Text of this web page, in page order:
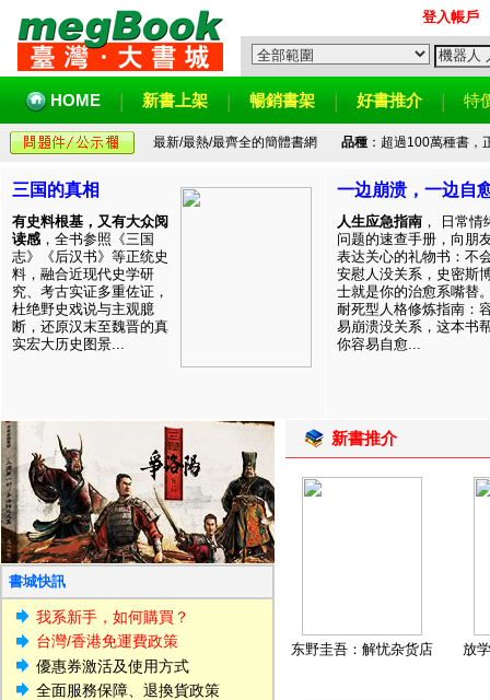
登入帳戶
HOME 新書上架 暢銷書架 好書推介 特
最新/最熱/最齊全的簡體書網 品種：超過100萬種書，
三国的真相
有史料根基，又有大众阅
读感 ，全书参照《三国
志》《后汉书》等正统史
料，融合近现代史学研
究、考古实证多重佐证，
杜绝野史戏说与主观臆
断，还原汉末至魏晋的真
实宏大历史图景...
一边崩溃，一边自
人生应急指南 ， 日常情
问题的速查手册，向朋
表达关心的礼物书：不
安慰人没关系，史密斯
士就是你的治愈系嘴替
耐死型人格修炼指南：
易崩溃没关系，这本书
你容易自愈...
書城快訊
我系新手，如何購買？
台灣/香港免運費政策
優惠券激活及使用方式
全面服務保障、退換貨政策
新書推介
东野圭吾：解忧杂货店 放